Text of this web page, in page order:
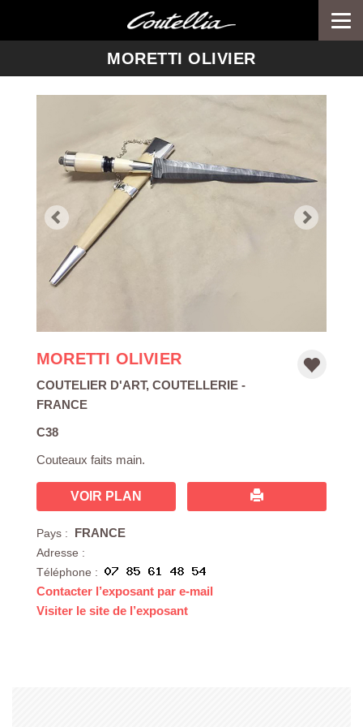
MORETTI OLIVIER
MORETTI OLIVIER
COUTELIER D'ART, COUTELLERIE -
FRANCE
C38
Couteaux faits main.
VOIR PLAN
Pays : FRANCE
Adresse :
Téléphone :
Contacter l’exposant par e-mail
Visiter le site de l’exposant